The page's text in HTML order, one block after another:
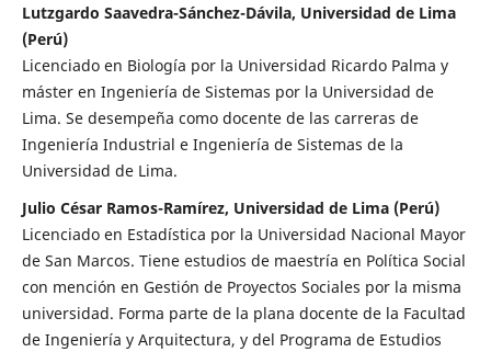
Lutzgardo Saavedra-Sánchez-Dávila, Universidad de Lima
(Perú)
Licenciado en Biología por la Universidad Ricardo Palma y
máster en Ingeniería de Sistemas por la Universidad de
Lima. Se desempeña como docente de las carreras de
Ingeniería Industrial e Ingeniería de Sistemas de la
Universidad de Lima.
Julio César Ramos-Ramírez, Universidad de Lima (Perú)
Licenciado en Estadística por la Universidad Nacional Mayor
de San Marcos. Tiene estudios de maestría en Política Social
con mención en Gestión de Proyectos Sociales por la misma
universidad. Forma parte de la plana docente de la Facultad
de Ingeniería y Arquitectura, y del Programa de Estudios